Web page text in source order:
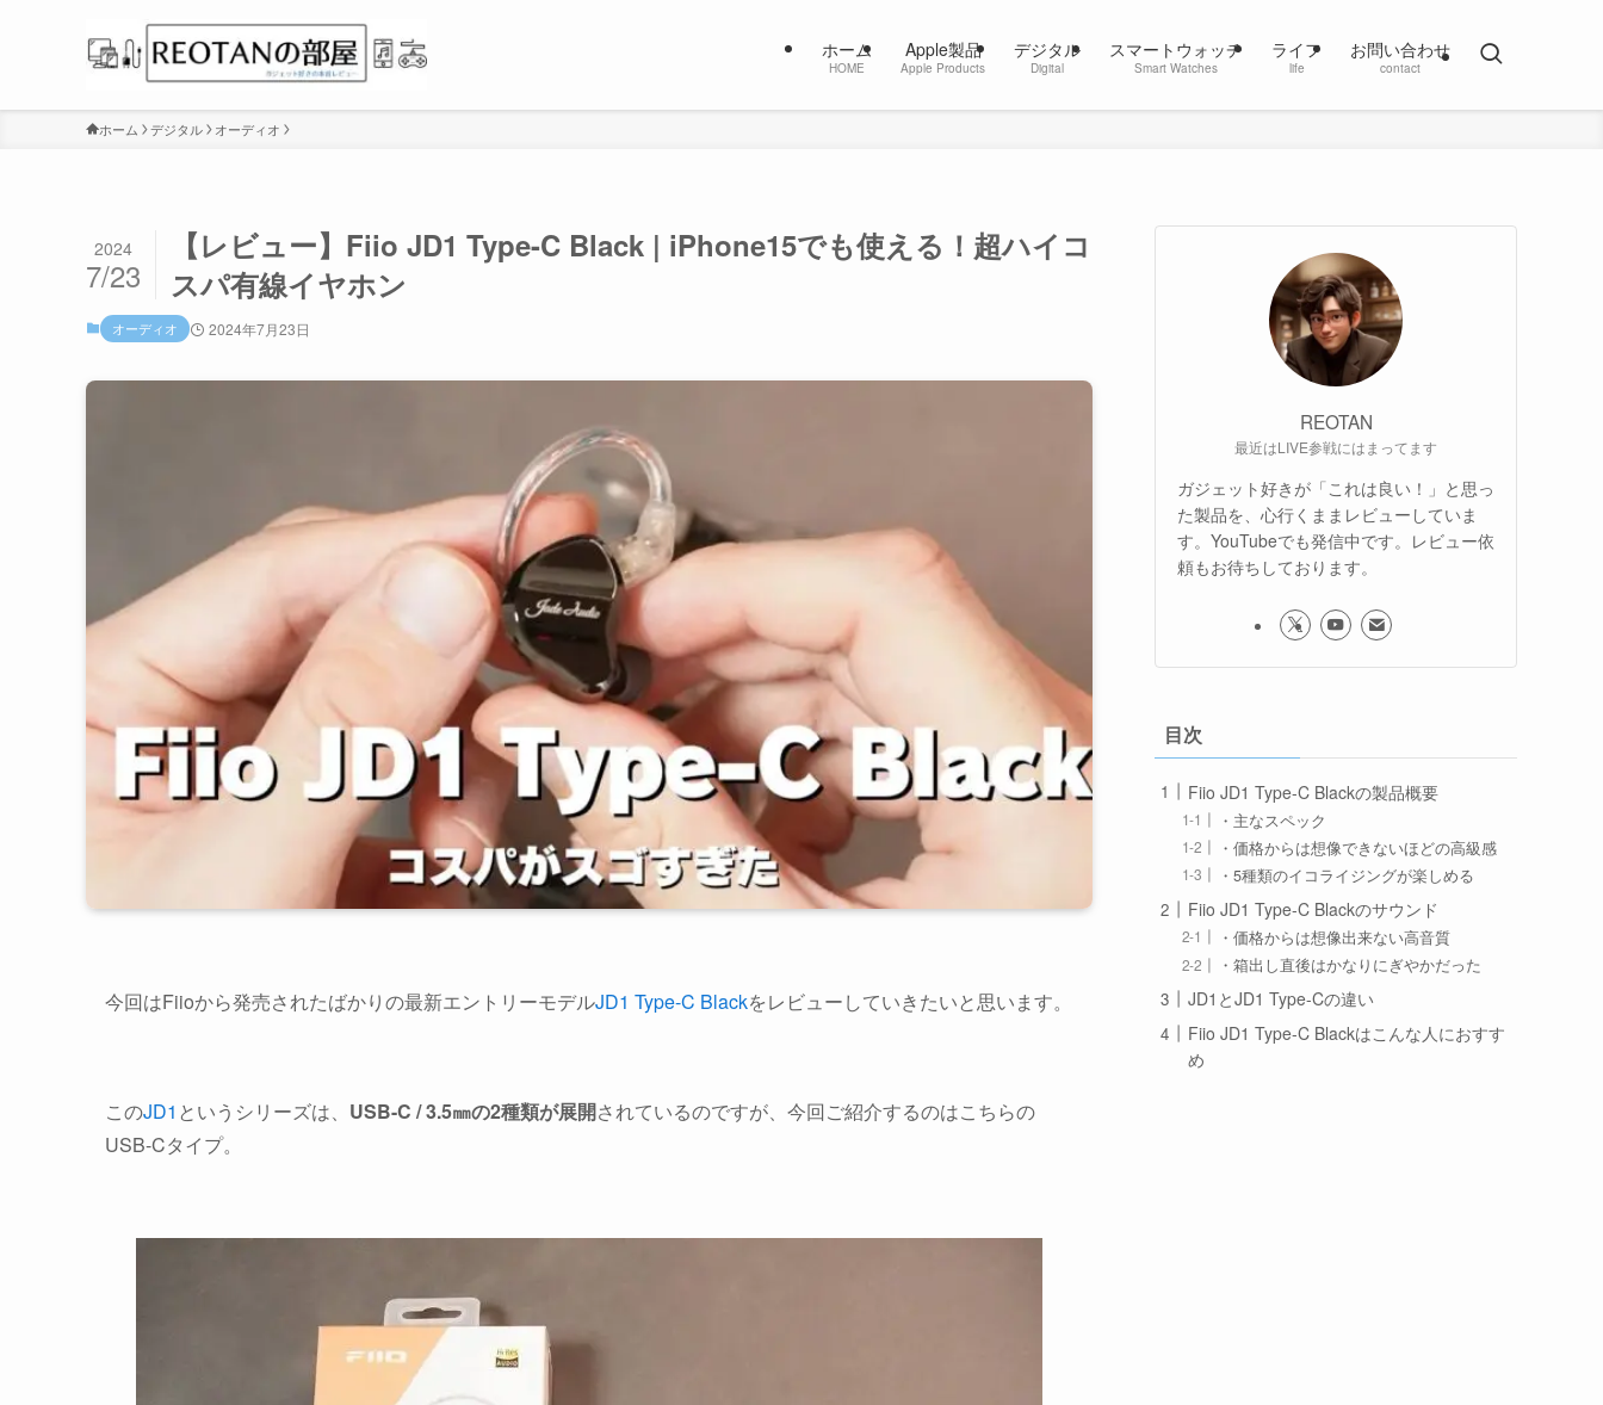
ホーム
HOME
Apple製品
Apple Products
デジタル
Digital
スマートウォッチ
Smart Watches
ライフ
life
お問い合わせ
contact
ホーム デジタル オーディオ
【レビュー】Fiio JD1 Type-C Black | iPhone15でも使える！超ハイコ
スパ有線イヤホン
2024
7/23
オーディオ 2024年7月23日
今回はFiioから発売されたばかりの最新エントリーモデルJD1 Type-C Blackをレビューしていきたいと思います。
このJD1 というシリーズは、 USB-C / 3.5㎜の2種類が展開されているのですが、今回ご紹介するのはこちらの
USB-Cタイプ。
REOTAN
最近はLIVE参戦にはまってます
ガジェット好きが「これは良い！」と思っ
た製品を、心行くままレビューしていま
す。YouTubeでも発信中です。レビュー依
頼もお待ちしております。
目次
Fiio JD1 Type-C Blackの製品概要
・主なスペック
・価格からは想像できないほどの高級感
・5種類のイコライジングが楽しめる
Fiio JD1 Type-C Blackのサウンド
・価格からは想像出来ない高音質
・箱出し直後はかなりにぎやかだった
JD1とJD1 Type-Cの違い
Fiio JD1 Type-C Blackはこんな人におすす
め